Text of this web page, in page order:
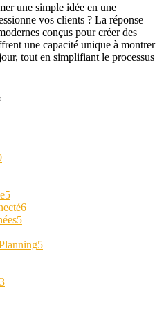
une simple idée en une
vos clients ? La réponse
conçus pour créer des
une capacité unique à montrer
tout en simplifiant le processus
5
6
5
5
3